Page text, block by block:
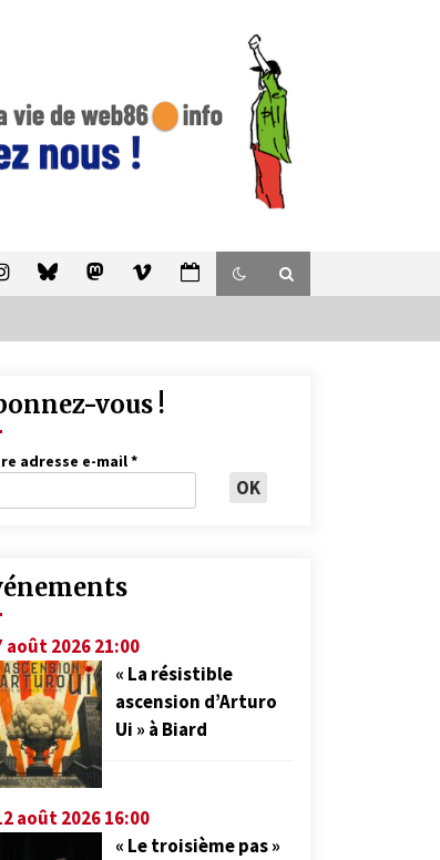
vous !
adresse e-mail*
août 2026 21:00
« La résistible
ascension d’Arturo
Ui » à Biard
août 2026 16:00
« Le troisième pas »